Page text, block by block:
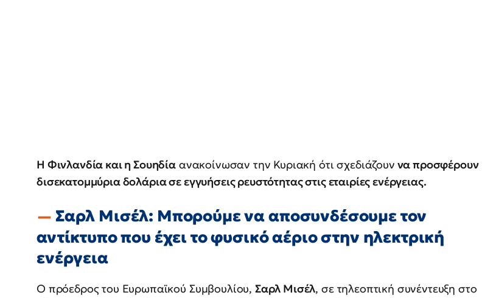
Η Φινλανδία και η Σουηδία ανακοίνωσαν την Κυριακή ότι σχεδιάζουν να προσφέρουν
δισεκατομμύρια δολάρια σε εγγυήσεις ρευστότητας στις εταιρίες ενέργειας.
Σαρλ Μισέλ: Μπορούμε να αποσυνδέσουμε τον
αντίκτυπο που έχει το φυσικό αέριο στην ηλεκτρική
ενέργεια
Ο πρόεδρος του Ευρωπαϊκού Συμβουλίου, Σαρλ Μισέλ, σε τηλεοπτική συνέντευξη στο